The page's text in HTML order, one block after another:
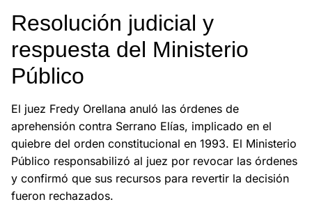
Resolución judicial y
respuesta del Ministerio
Público
El juez Fredy Orellana anuló las órdenes de
aprehensión contra Serrano Elías, implicado en el
quiebre del orden constitucional en 1993. El Ministerio
Público responsabilizó al juez por revocar las órdenes
y confirmó que sus recursos para revertir la decisión
fueron rechazados.